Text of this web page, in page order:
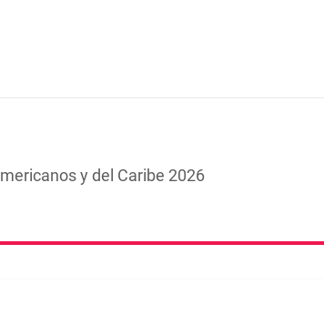
y del Caribe 2026